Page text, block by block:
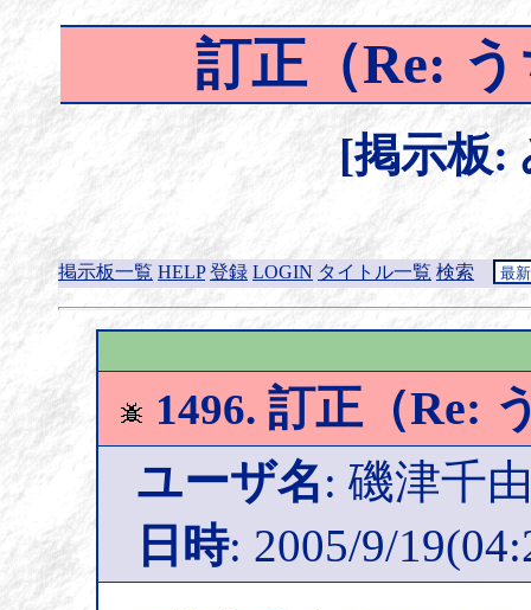
訂正（Re:
[掲示板:
掲示板一覧 HELP 登録 LOGIN タイトル一覧 検索
1496. 訂正（Re:
ユーザ名: 磯津千
日時: 2005/9/